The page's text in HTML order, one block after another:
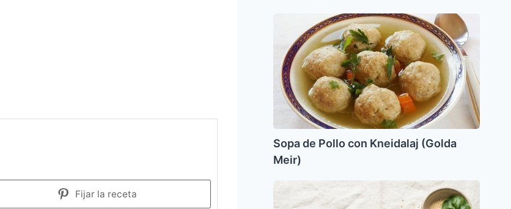
Fijar la receta
Pollo
con
Kneidalaj
(Golda
Meir)
Sopa de Pollo con Kneidalaj (Golda
Meir)
Muerras